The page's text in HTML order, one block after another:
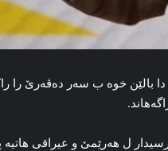
دا بالێن خوه‌ ب سه‌ر ده‌ڤه‌رێ را
ل ھەرێمێ و عیراقی